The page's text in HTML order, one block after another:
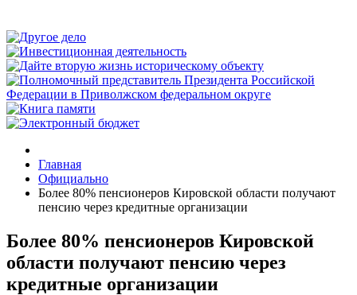
Главная
Официально
Более 80% пенсионеров Кировской области получают
пенсию через кредитные организации
Более 80% пенсионеров Кировской
области получают пенсию через
кредитные организации